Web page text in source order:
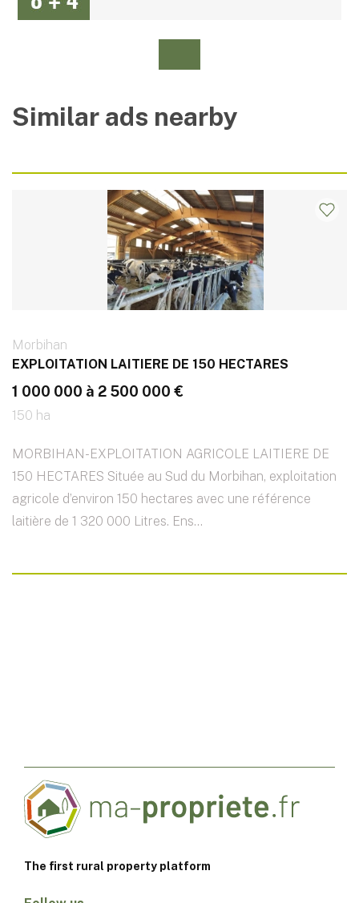
Similar ads nearby
Morbihan
EXPLOITATION LAITIERE DE 150 HECTARES
1 000 000 à 2 500 000 €
150 ha
MORBIHAN-EXPLOITATION AGRICOLE LAITIERE DE
150 HECTARES Située au Sud du Morbihan, exploitation
agricole d’environ 150 hectares avec une référence
laitière de 1 320 000 Litres. Ens...
The first rural property platform